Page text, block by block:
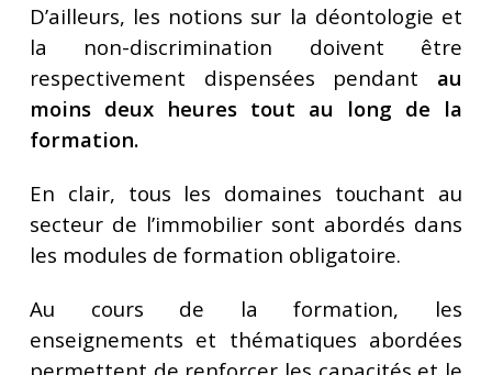
D’ailleurs, les notions sur la déontologie et
la non-discrimination doivent être
respectivement dispensées pendant au
moins deux heures tout au long de la
formation.
En clair, tous les domaines touchant au
secteur de l’immobilier sont abordés dans
les modules de formation obligatoire.
Au cours de la formation, les
enseignements et thématiques abordées